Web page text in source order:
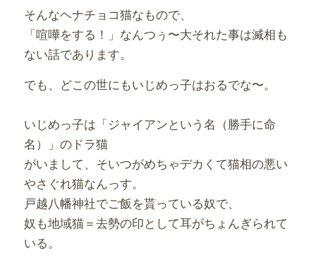
そんなヘナチョコ猫なもので、
「喧嘩をする！」なんつぅ〜大それた事は滅相も
ない話であります。
でも、どこの世にもいじめっ子はおるでな〜。
いじめっ子は「ジャイアンという名（勝手に命
名）」のドラ猫
がいまして、そいつがめちゃデカくて猫相の悪い
やさぐれ猫なんっす。
戸越八幡神社でご飯を貰っている奴で、
奴も地域猫＝去勢の印として耳がちょんぎられて
いる。